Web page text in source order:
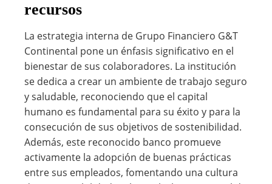
recursos
La estrategia interna de Grupo Financiero G&T
Continental pone un énfasis significativo en el
bienestar de sus colaboradores. La institución
se dedica a crear un ambiente de trabajo seguro
y saludable, reconociendo que el capital
humano es fundamental para su éxito y para la
consecución de sus objetivos de sostenibilidad.
Además, este reconocido banco promueve
activamente la adopción de buenas prácticas
entre sus empleados, fomentando una cultura